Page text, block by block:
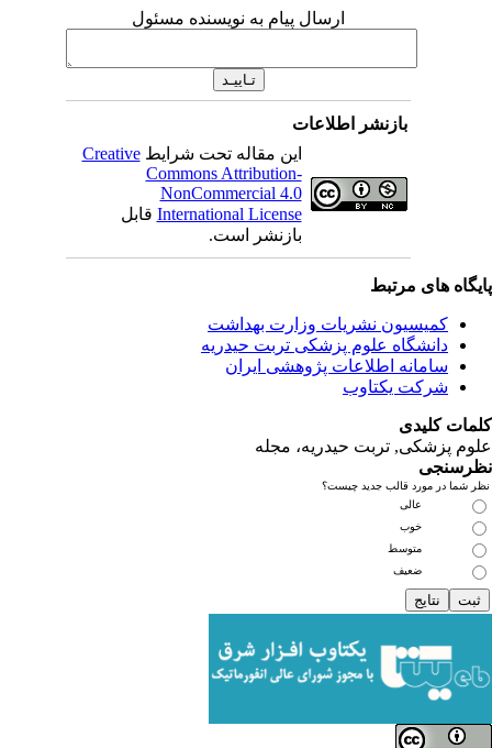
ارسال پیام به نویسنده مسئول
بازنشر اطلاعات
این مقاله تحت شرایطCreative
Commons Attribution-
NonCommercial 4.0
International Licenseقابل
بازنشر است.
مرتبط
نشریات وزارت بهداشت
علوم پزشکی تربت حیدریه
اطلاعات پژوهشی ایران
یکتاوب
تربت حیدریه، مجله
قالب جدید چیست؟
عالی
خوب
متوسط
ضعیف